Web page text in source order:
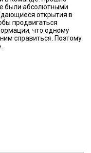
были абсолютными
открытия в
продвигаться
что одному
справиться. Поэтому